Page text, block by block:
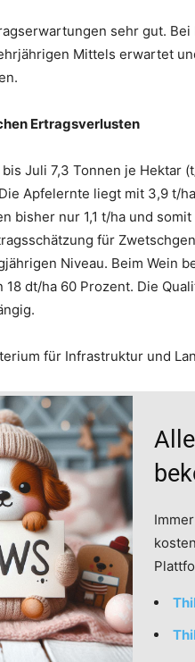
sehr gut.
Mittels erwartet
Ertragsverlusten
Juli 7,3 Tonnen je Hektar
Apfelernte liegt mit 3,9 t/
bisher nur 1,1 t/ha und
für
Niveau. Beim Wein
dt/ha 60 Prozent. Die
für Infrastruktur und